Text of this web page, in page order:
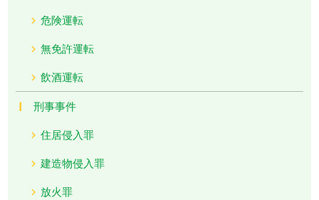
危険運転
無免許運転
飲酒運転
刑事事件
住居侵入罪
建造物侵入罪
放火罪